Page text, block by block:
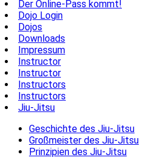
Der Online-Pass kommt!
Dojo Login
Dojos
Downloads
Impressum
Instructor
Instructor
Instructors
Instructors
Jiu-Jitsu
Geschichte des Jiu-Jitsu
Großmeister des Jiu-Jitsu
Prinzipien des Jiu-Jitsu